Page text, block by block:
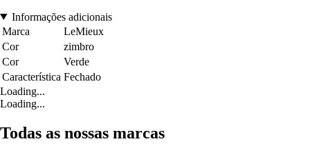
Informações adicionais
Marca
LeMieux
Cor
zimbro
Cor
Verde
Característica Fechado
Loading...
Loading...
Todas as nossas marcas